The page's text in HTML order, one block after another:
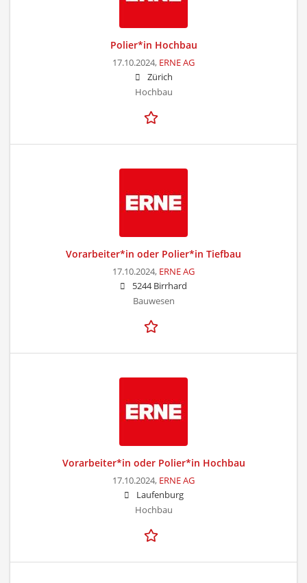
Polier*in Hochbau
17.10.2024, ERNE AG
Zürich
Hochbau
Vorarbeiter*in oder Polier*in Tiefbau
17.10.2024, ERNE AG
5244 Birrhard
Bauwesen
Vorarbeiter*in oder Polier*in Hochbau
17.10.2024, ERNE AG
Laufenburg
Hochbau